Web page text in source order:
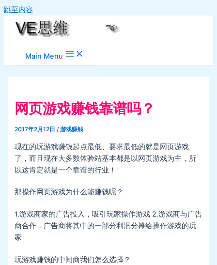
跳至内容
Main Menu
网页游戏赚钱靠谱吗？
2017年2月12日/游戏赚钱
现在的玩游戏赚钱起点最低、要求最低的就是网页游戏
了，而且现在大多数体验站基本都是以网页游戏为主，所
以这肯定就是一个靠谱的行业！
那操作网页游戏为什么能赚钱呢？
1.游戏商家的广告投入，吸引玩家操作游戏 2.游戏商与广告
商合作，广告商将其中的一部分利润分摊给操作游戏的玩
家
玩游戏赚钱的中间商我们怎么选择？